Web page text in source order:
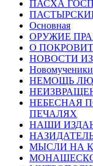
ПАСХА
Основная
ОРУЖИЕ
О
НОВОСТИ
НЕМОЩЬ
НЕБЕСНАЯ
ПЕЧАЛЯХ
НАШИ
МЫСЛИ НА